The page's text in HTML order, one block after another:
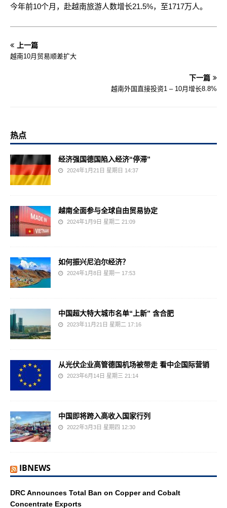
今年前10个月，赴越南旅游人数增长21.5%，至1717万人。
上一篇
越南10月贸易顺差扩大
下一篇
越南外国直接投资1 – 10月增长8.8%
热点
经济强国德国陷入经济“停滞”
2024年1月21日 星期日 14:37
越南全面参与全球自由贸易协定
2024年1月9日 星期二 21:09
如何振兴尼泊尔经济？
2024年1月8日 星期一 17:53
中国超大特大城市名单“上新” 含合肥
2023年11月21日 星期二 17:16
从光伏企业高管德国机场被带走 看中企国际营销
2023年6月14日 星期三 21:14
中国即将跨入高收入国家行列
2022年3月3日 星期四 12:30
IBNEWS
DRC Announces Total Ban on Copper and Cobalt
Concentrate Exports